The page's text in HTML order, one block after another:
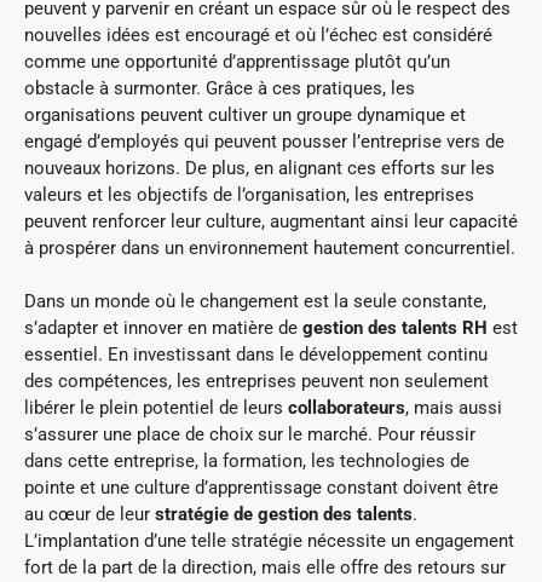
peuvent y parvenir en créant un espace sûr où le respect des
nouvelles idées est encouragé et où l’échec est considéré
comme une opportunité d’apprentissage plutôt qu’un
obstacle à surmonter. Grâce à ces pratiques, les
organisations peuvent cultiver un groupe dynamique et
engagé d’employés qui peuvent pousser l’entreprise vers de
nouveaux horizons. De plus, en alignant ces efforts sur les
valeurs et les objectifs de l’organisation, les entreprises
peuvent renforcer leur culture, augmentant ainsi leur capacité
à prospérer dans un environnement hautement concurrentiel.
Dans un monde où le changement est la seule constante,
s’adapter et innover en matière de gestion des talents RH est
essentiel. En investissant dans le développement continu
des compétences, les entreprises peuvent non seulement
libérer le plein potentiel de leurs collaborateurs, mais aussi
s’assurer une place de choix sur le marché. Pour réussir
dans cette entreprise, la formation, les technologies de
pointe et une culture d’apprentissage constant doivent être
au cœur de leur stratégie de gestion des talents.
L’implantation d’une telle stratégie nécessite un engagement
fort de la part de la direction, mais elle offre des retours sur